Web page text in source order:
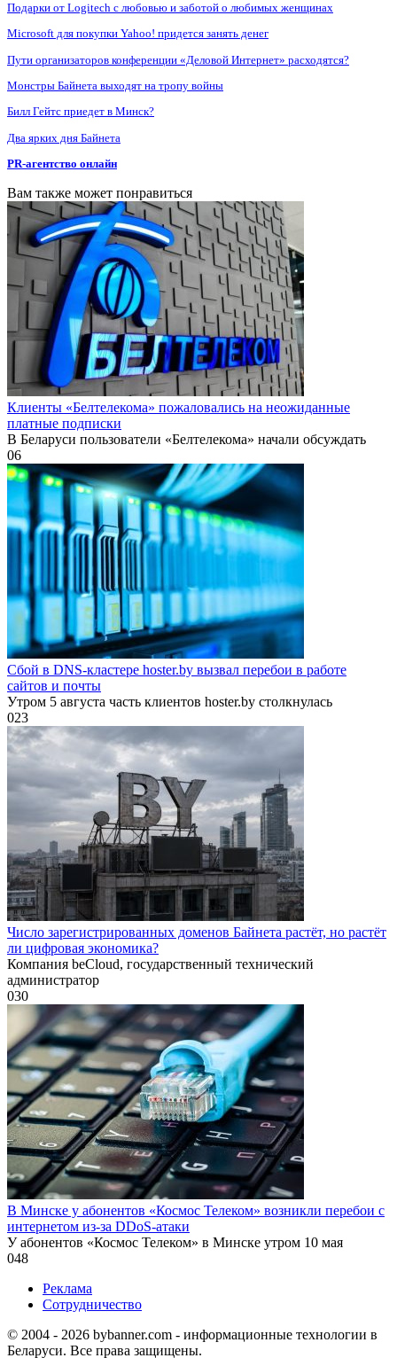
Подарки от Logitech с любовью и заботой о любимых женщинах
Microsoft для покупки Yahoo! придется занять денег
Пути организаторов конференции «Деловой Интернет» расходятся?
Монстры Байнета выходят на тропу войны
Билл Гейтс приедет в Минск?
Два ярких дня Байнета
PR-агентство онлайн
Вам также может понравиться
Клиенты «Белтелекома» пожаловались на неожиданные
платные подписки
В Беларуси пользователи «Белтелекома» начали обсуждать
06
Сбой в DNS-кластере hoster.by вызвал перебои в работе
сайтов и почты
Утром 5 августа часть клиентов hoster.by столкнулась
023
Число зарегистрированных доменов Байнета растёт, но растёт
ли цифровая экономика?
Компания beCloud, государственный технический
администратор
030
В Минске у абонентов «Космос Телеком» возникли перебои с
интернетом из-за DDoS-атаки
У абонентов «Космос Телеком» в Минске утром 10 мая
048
Реклама
Сотрудничество
© 2004 - 2026 bybanner.com - информационные технологии в
Беларуси. Все права защищены.